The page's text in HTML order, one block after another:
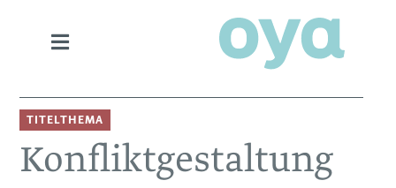
TITELTHEMA
Konfliktgestaltung